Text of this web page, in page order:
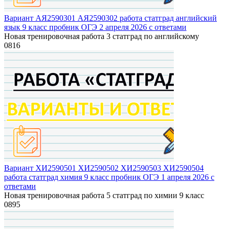
Вариант АЯ2590301 АЯ2590302 работа статград английский
язык 9 класс пробник ОГЭ 2 апреля 2026 с ответами
Новая тренировочная работа 3 статград по английскому
0816
Вариант ХИ2590501 ХИ2590502 ХИ2590503 ХИ2590504
работа статград химия 9 класс пробник ОГЭ 1 апреля 2026 с
ответами
Новая тренировочная работа 5 статград по химии 9 класс
0895